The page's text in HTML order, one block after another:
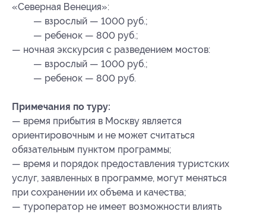
«Северная Венеция»:
— взрослый — 1000 руб.;
— ребенок — 800 руб.;
— ночная экскурсия с разведением мостов:
— взрослый — 1000 руб.;
— ребенок — 800 руб.
Примечания по туру:
— время прибытия в Москву является
ориентировочным и не может считаться
обязательным пунктом программы;
— время и порядок предоставления туристских
услуг, заявленных в программе, могут меняться
при сохранении их объема и качества;
— туроператор не имеет возможности влиять